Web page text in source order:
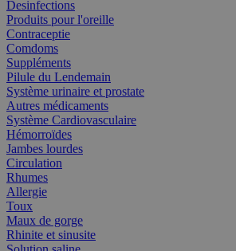
Desinfections
Produits pour l'oreille
Contraceptie
Comdoms
Suppléments
Pilule du Lendemain
Système urinaire et prostate
Autres médicaments
Système Cardiovasculaire
Hémorroïdes
Jambes lourdes
Circulation
Rhumes
Allergie
Toux
Maux de gorge
Rhinite et sinusite